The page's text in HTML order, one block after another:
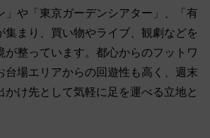
」や「東京ガーデンシアター」、「有
集まり、買い物やライブ、観劇などを
が整っています。都心からのフットワ
台場エリアからの回遊性も高く、週末
かけ先として気軽に足を運べる立地と